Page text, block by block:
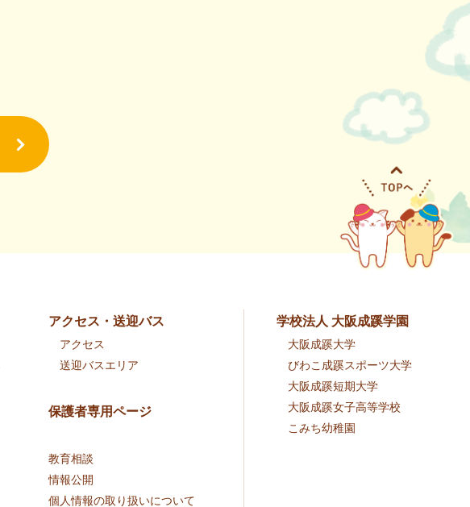
アクセス・送迎バス
アクセス
送迎バスエリア
保護者専用ページ
教育相談
情報公開
個人情報の取り扱いについて
学校法人 大阪成蹊学園
大阪成蹊大学
びわこ成蹊スポーツ大学
大阪成蹊短期大学
大阪成蹊女子高等学校
こみち幼稚園